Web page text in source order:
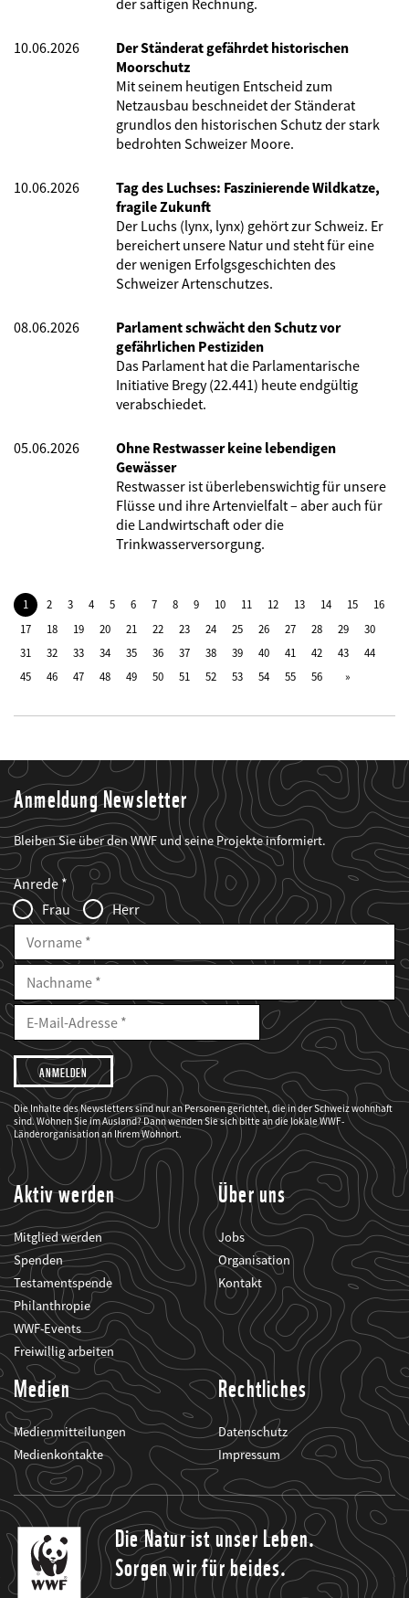
der saftigen Rechnung.
10.06.2026
Der Ständerat gefährdet historischen
Moorschutz
Mit seinem heutigen Entscheid zum
Netzausbau beschneidet der Ständerat
grundlos den historischen Schutz der stark
bedrohten Schweizer Moore.
10.06.2026
Tag des Luchses: Faszinierende Wildkatze,
fragile Zukunft
Der Luchs (lynx, lynx) gehört zur Schweiz. Er
bereichert unsere Natur und steht für eine
der wenigen Erfolgsgeschichten des
Schweizer Artenschutzes.
08.06.2026
Parlament schwächt den Schutz vor
gefährlichen Pestiziden
Das Parlament hat die Parlamentarische
Initiative Bregy (22.441) heute endgültig
verabschiedet.
05.06.2026
Ohne Restwasser keine lebendigen
Gewässer
Restwasser ist überlebenswichtig für unsere
Flüsse und ihre Artenvielfalt – aber auch für
die Landwirtschaft oder die
Trinkwasserversorgung.
1 2 3 4 5 6 7 8 9 10 11 12 13 14 15
16
17
18 19 20 21 22 23 24 25 26 27 28 29
30
31
32 33 34 35 36 37 38 39 40 41 42 43
44
45
46 47 48 49 50 51 52 53 54 55 56
Anmeldung Newsletter
Bleiben Sie über den WWF und seine Projekte informiert.
Web2Case
Infofelder
Fieldset
anrede_name
Anrede
Frau
Herr
Vorname
Nachname
E-
Mailadresse
E-
Adresse
Ich
möchte,
dass
der
WWF
mich
über
seine
Projekte
informiert.
Die Inhalte des Newsletters sind nur an Personen gerichtet, die in der Schweiz wohnhaft
sind. Wohnen Sie im Ausland? Dann wenden Sie sich bitte an die lokale WWF-
Länderorganisation an Ihrem Wohnort.
Aktiv werden
Mitglied werden
Spenden
Testamentspende
Philanthropie
WWF-Events
Freiwillig arbeiten
Über uns
Jobs
Organisation
Kontakt
Medien
Medienmitteilungen
Medienkontakte
Rechtliches
Datenschutz
Impressum
Die Natur ist unser Leben.
Sorgen wir für beides.